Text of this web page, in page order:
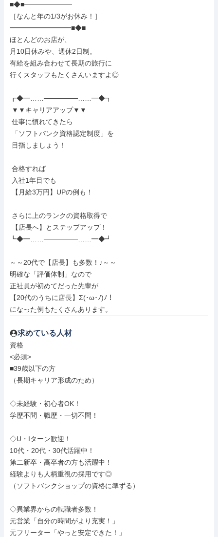
■◆■━━━━━━━
［なんと年の1/3がお休み！］
━━━━━━━━━■◆■
ほとんどのお店が、
月10日休みや、週休2日制。
有給を組み合わせて長期の旅行に
行くスタッフもたくさんいますよ◎
┏◆━……───────……━◆┓
┗◆━……───────……━◆┛
～～20代で【店長】も多数！♪～～
明確な「評価体制」なので
正社員が初めてだった先輩が
【20代のうちに店長】Σ(･ω･ﾉ)ﾉ！
になった例もたくさんあります。
求めている人材
資格
<必須>
■39歳以下の方
（長期キャリア形成のため）
◇未経験・初心者OK！
学歴不問・職歴・一切不問！
◇U・Iターン歓迎！
10代・20代・30代活躍中！
第二新卒・高卒者の方も活躍中！
経験よりも人柄重視の採用です◎
（ソフトバンクショップの資格に準ずる）
◇異業界からの転職者多数！
元営業「自分の時間がより充実！」
元フリーター「やっと安定できた！」